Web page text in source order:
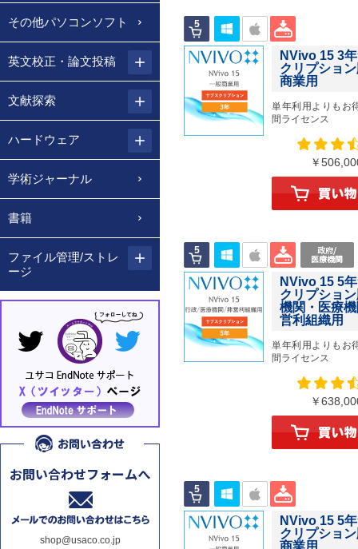
NVivo 15 3
クリプショ
商業用
単年利用よりもお
間ライセンス
￥
NVivo 15 5
クリプショ
機関・医療
営利組織用
単年利用よりもお
間ライセンス
￥
NVivo 15 5
クリプショ
商業用
その他パソコンソフト
英文校正・論文投稿
文献探索
ハードウェア
学術ジャーナル
書籍
ファイル管理/ストレ
ージ
shop@usaco.co.jp